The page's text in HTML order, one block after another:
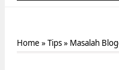
Home »Tips» Masalah